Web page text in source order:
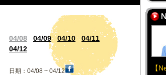
04/08 04/09 04/10
04/11
04/12
日期：04/08 ~ 04/12
Hit
最
【